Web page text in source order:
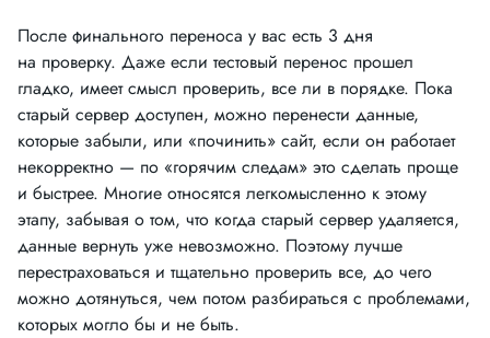
После финального переноса у вас есть 3 дня
на проверку. Даже если тестовый перенос прошел
гладко, имеет смысл проверить, все ли в порядке. Пока
старый сервер доступен, можно перенести данные,
которые забыли, или «починить» сайт, если он работает
некорректно — по «горячим следам» это сделать проще
и быстрее. Многие относятся легкомысленно к этому
этапу, забывая о том, что когда старый сервер удаляется,
данные вернуть уже невозможно. Поэтому лучше
перестраховаться и тщательно проверить все, до чего
можно дотянуться, чем потом разбираться с проблемами,
которых могло бы и не быть.